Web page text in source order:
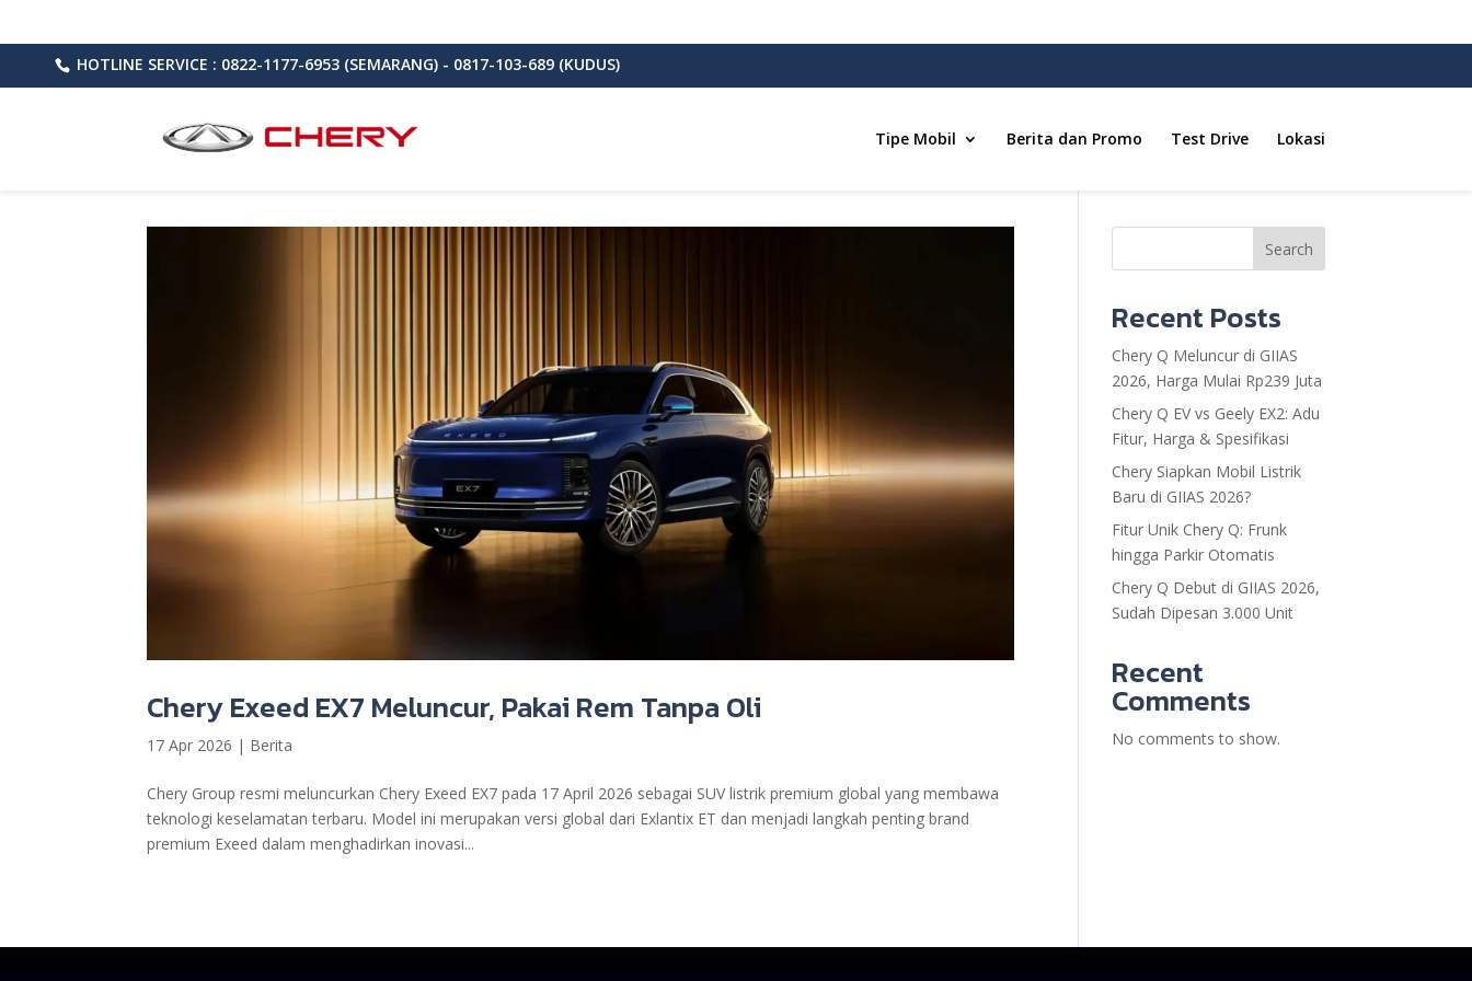
HOTLINE SERVICE : 0822-1177-6953 (SEMARANG) - 0817-103-689 (KUDUS)
Tipe Mobil Berita dan Promo Test Drive Lokasi
Chery Exeed EX7 Meluncur, Pakai Rem Tanpa Oli
17 Apr 2026 | Berita
Chery Group resmi meluncurkan Chery Exeed EX7 pada 17 April 2026 sebagai SUV listrik premium global yang membawa
teknologi keselamatan terbaru. Model ini merupakan versi global dari Exlantix ET dan menjadi langkah penting brand
premium Exeed dalam menghadirkan inovasi...
Search
Recent Posts
Chery Q Meluncur di GIIAS
2026, Harga Mulai Rp239 Juta
Chery Q EV vs Geely EX2: Adu
Fitur, Harga & Spesifikasi
Chery Siapkan Mobil Listrik
Baru di GIIAS 2026?
Fitur Unik Chery Q: Frunk
hingga Parkir Otomatis
Chery Q Debut di GIIAS 2026,
Sudah Dipesan 3.000 Unit
Recent
Comments
No comments to show.